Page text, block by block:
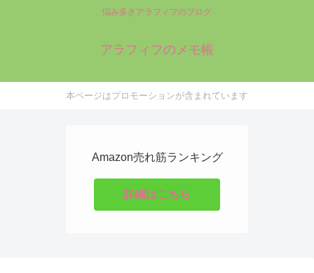
悩み多きアラフィフのブログ
アラフィフのメモ帳
本ページはプロモーションが含まれています
Amazon売れ筋ランキング
詳細はこちら